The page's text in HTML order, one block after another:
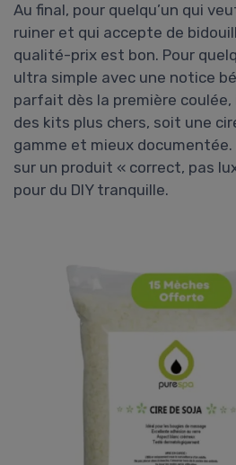
Au final, pour quelqu’un qui
ruiner et qui accepte de
qualité-prix est bon. Pour
ultra simple avec une notice
parfait dès la première
des kits plus chers, soit une
gamme et mieux
sur un produit « correct, pas
pour du DIY tranquille.